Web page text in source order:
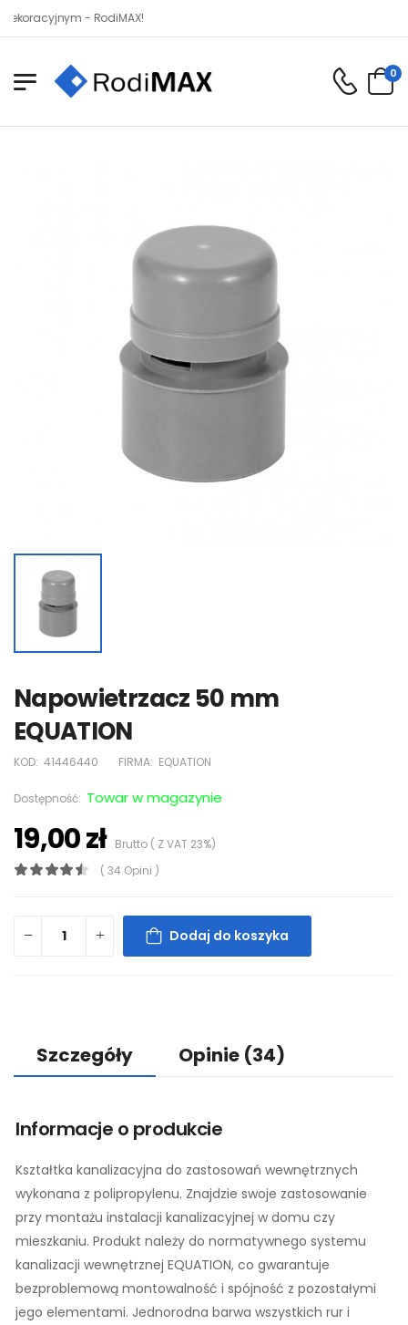
- RodiMAX!
0
Napowietrzacz 50 mm
EQUATION
KOD: 41446440 FIRMA: EQUATION
Dostępność: Towar w magazynie
19,00 złBrutto ( Z VAT 23%)
( 34 Opini )
Dodaj do koszyka
Szczegóły Opinie (34)
Informacje o produkcie
Kształtka kanalizacyjna do zastosowań wewnętrznych
wykonana z polipropylenu. Znajdzie swoje zastosowanie
przy montażu instalacji kanalizacyjnej w domu czy
mieszkaniu. Produkt należy do normatywnego systemu
kanalizacji wewnętrznej EQUATION, co gwarantuje
bezproblemową montowalność i spójność z pozostałymi
jego elementami. Jednorodna barwa wszystkich rur i